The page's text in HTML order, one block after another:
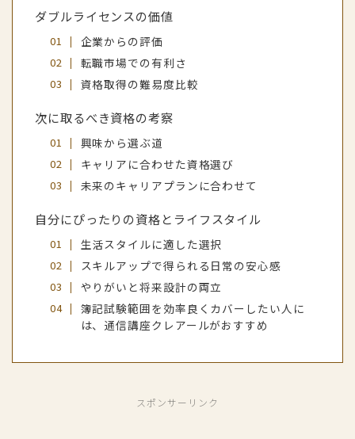
ダブルライセンスの価値
企業からの評価
転職市場での有利さ
資格取得の難易度比較
次に取るべき資格の考察
興味から選ぶ道
キャリアに合わせた資格選び
未来のキャリアプランに合わせて
自分にぴったりの資格とライフスタイル
生活スタイルに適した選択
スキルアップで得られる日常の安心感
やりがいと将来設計の両立
簿記試験範囲を効率良くカバーしたい人に
は、通信講座クレアールがおすすめ
スポンサーリンク